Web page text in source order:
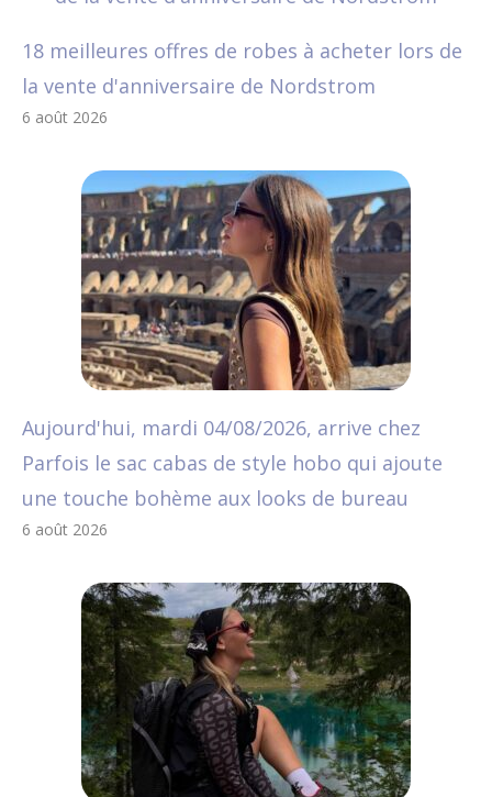
18 meilleures offres de robes à acheter lors de
la vente d'anniversaire de Nordstrom
6 août 2026
Aujourd'hui, mardi 04/08/2026, arrive chez
Parfois le sac cabas de style hobo qui ajoute
une touche bohème aux looks de bureau
6 août 2026